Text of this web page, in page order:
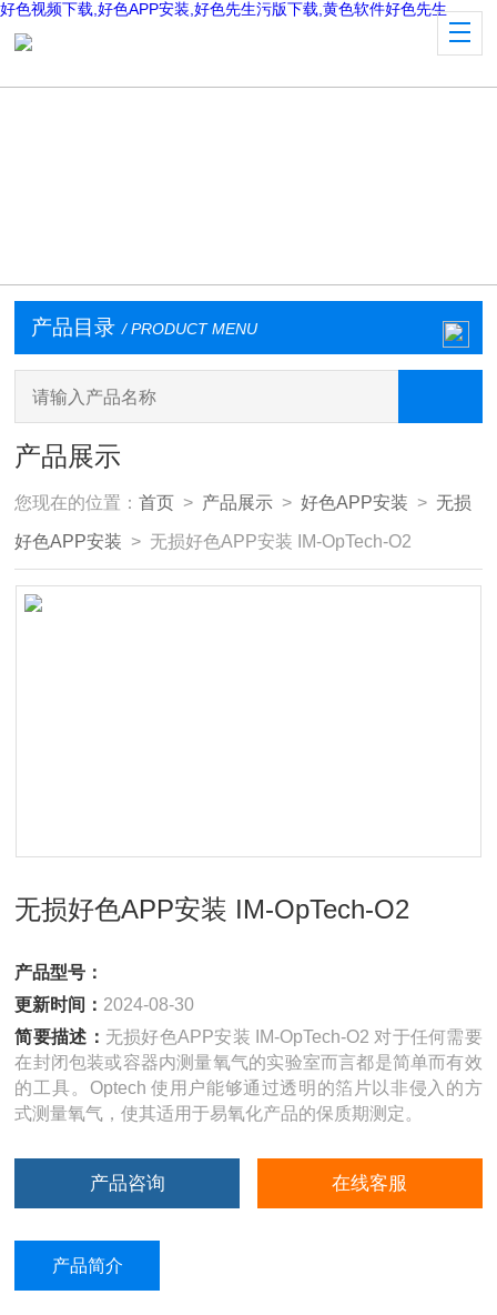
好色视频下载,好色APP安装,好色先生污版下载,黄色软件好色先生
产品目录 / PRODUCT MENU
产品展示
您现在的位置：首页 > 产品展示 >好色APP安装 > 无损
好色APP安装 > 无损好色APP安装 IM-OpTech-O2
无损好色APP安装 IM-OpTech-O2
产品型号：
更新时间： 2024-08-30
简要描述： 无损好色APP安装 IM-OpTech-O2 对于任何需要
在封闭包装或容器内测量氧气的实验室而言都是简单而有效
的工具。Optech 使用户能够通过透明的箔片以非侵入的方
式测量氧气，使其适用于易氧化产品的保质期测定。
产品咨询 在线客服
产品简介